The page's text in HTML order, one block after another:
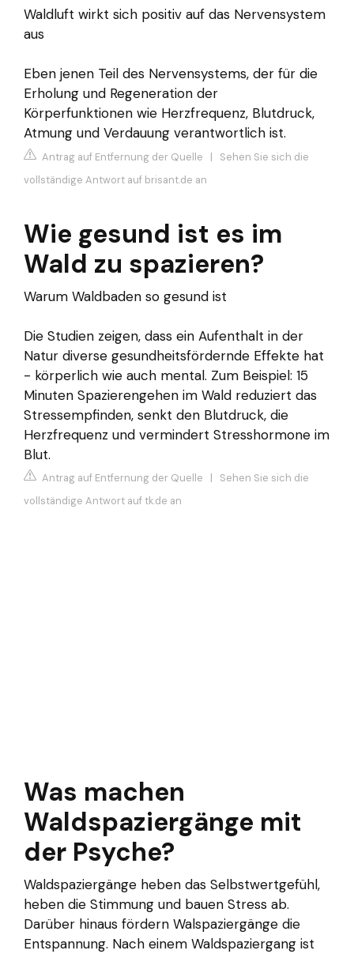
Waldluft wirkt sich positiv auf das Nervensystem
aus
Eben jenen Teil des Nervensystems, der für die
Erholung und Regeneration der
Körperfunktionen wie Herzfrequenz, Blutdruck,
Atmung und Verdauung verantwortlich ist.
Antrag auf Entfernung der Quelle | Sehen Sie sich die
vollständige Antwort auf brisant.de an
Wie gesund ist es im
Wald zu spazieren?
Warum Waldbaden so gesund ist
Die Studien zeigen, dass ein Aufenthalt in der
Natur diverse gesundheitsfördernde Effekte hat
- körperlich wie auch mental. Zum Beispiel: 15
Minuten Spazierengehen im Wald reduziert das
Stressempfinden, senkt den Blutdruck, die
Herzfrequenz und vermindert Stresshormone im
Blut.
Antrag auf Entfernung der Quelle | Sehen Sie sich die
vollständige Antwort auf tk.de an
Was machen
Waldspaziergänge mit
der Psyche?
Waldspaziergänge heben das Selbstwertgefühl,
heben die Stimmung und bauen Stress ab.
Darüber hinaus fördern Walspaziergänge die
Entspannung. Nach einem Waldspaziergang ist